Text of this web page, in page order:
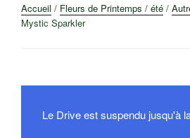
Accueil / Fleurs de Printemps / été /
Mystic Sparkler
Le Drive est suspendu jusqu'à